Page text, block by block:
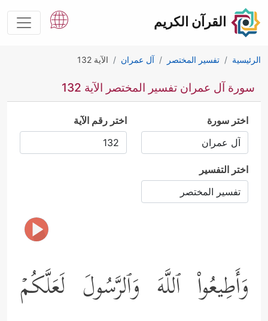
القرآن الكريم
الرئيسية تفسير المختصر آل عمران الآية 132
سورة آل عمران تفسير المختصر الآية 132
اختر سورة اختر رقم الآية
اختر التفسير
وَأَطِیعُواْ ٱللَّهَ وَٱلرَّسُولَ لَعَلَّكُمۡ